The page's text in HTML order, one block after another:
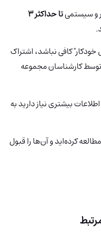
و سیستمی
تا حداکثر 3
کافی نباشد، اشتراک
تا حداکثر 12 ساعت، توسط کارشناسان مجموعه
بیشتری نیاز دارید به
کرده‌اید و آن‌ها را قبول